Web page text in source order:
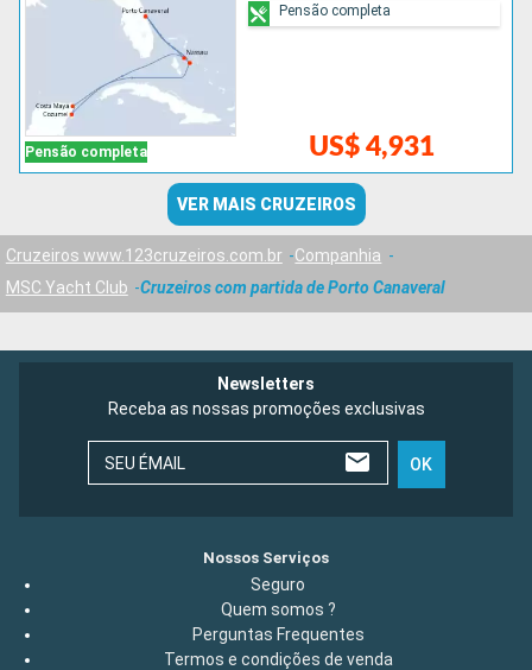
Pensão completa US$ 4,931
Pensão completa
VER MAIS CRUZEIROS
Cruzeiros www.123cruzeiros.com.br
Companhia
MSC Yacht Club
Cruzeiros com partida de Porto Canaveral
Newsletters
Receba as nossas promoções exclusivas
SEU ÉMAIL OK
Nossos Serviços
Seguro
Quem somos ?
Perguntas Frequentes
Termos e condições de venda